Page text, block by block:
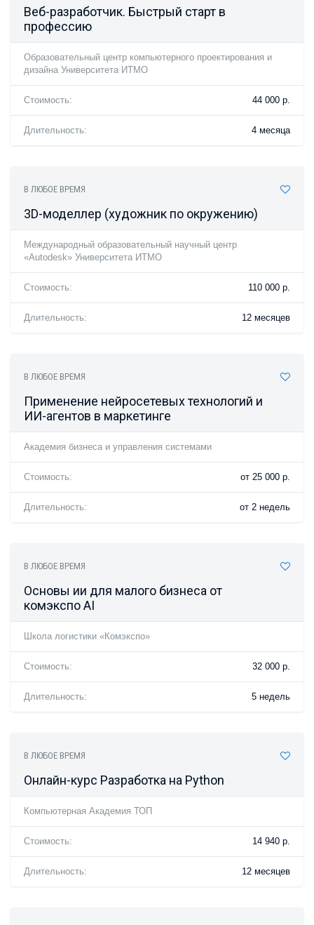
Веб-разработчик. Быстрый старт в
профессию
Образовательный центр компьютерного проектирования и
дизайна Университета ИТМО
Стоимость: 44 000 р.
Длительность: 4 месяца
В ЛЮБОЕ ВРЕМЯ
3D-моделлер (художник по окружению)
Международный образовательный научный центр
«Autodesk» Университета ИТМО
Стоимость: 110 000 р.
Длительность: 12 месяцев
В ЛЮБОЕ ВРЕМЯ
Применение нейросетевых технологий и
ИИ-агентов в маркетинге
Академия бизнеса и управления системами
Стоимость: от 25 000 р.
Длительность: от 2 недель
В ЛЮБОЕ ВРЕМЯ
Основы ии для малого бизнеса от
комэкспо AI
Школа логистики «Комэкспо»
Стоимость: 32 000 р.
Длительность: 5 недель
В ЛЮБОЕ ВРЕМЯ
Онлайн-курс Разработка на Python
Компьютерная Академия ТОП
Стоимость: 14 940 р.
Длительность: 12 месяцев